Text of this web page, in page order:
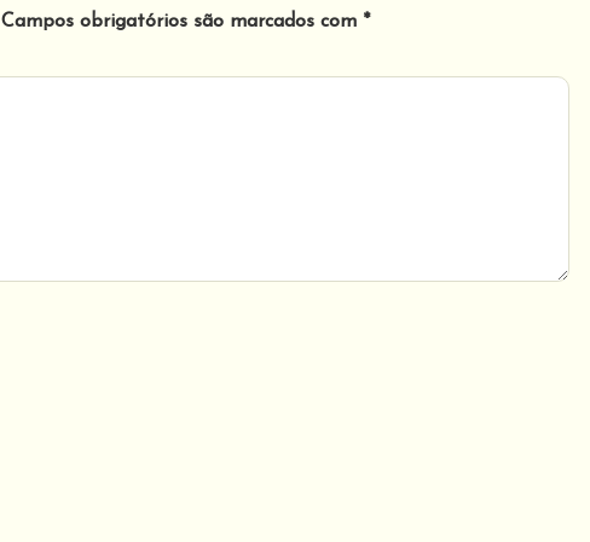
Campos obrigatórios são marcados com *